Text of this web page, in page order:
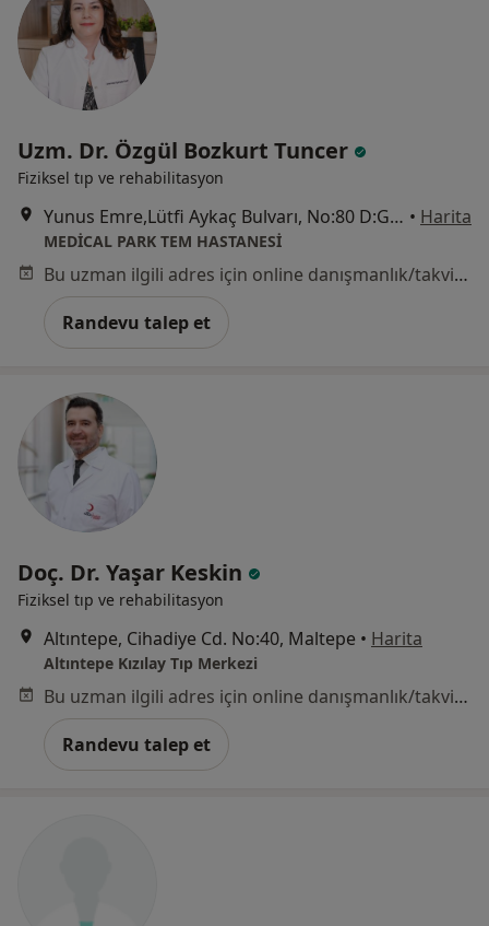
Uzm. Dr. Özgül Bozkurt Tuncer
Fiziksel tıp ve rehabilitasyon
Yunus Emre,Lütfi Aykaç Bulvarı, No:80 D:G, İstanbul • Harita
MEDİCAL PARK TEM HASTANESİ
Bu uzman ilgili adres için online danışmanlık/takvim sunmuyor.
Randevu talep et
Doç. Dr. Yaşar Keskin
Fiziksel tıp ve rehabilitasyon
Altıntepe, Cihadiye Cd. No:40, Maltepe • Harita
Altıntepe Kızılay Tıp Merkezi
Bu uzman ilgili adres için online danışmanlık/takvim sunmuyor.
Randevu talep et